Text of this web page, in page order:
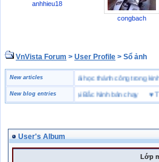
anhhieu18
congbach
VnVista Forum > User Profile > Sổ ảnh
New articles
biệt” của Microsoft ♥4 bài học thành công
New blog entries
hiệu giày bảo hộ tại Bắc Ninh bán chạy♥
User's Album
Lớp